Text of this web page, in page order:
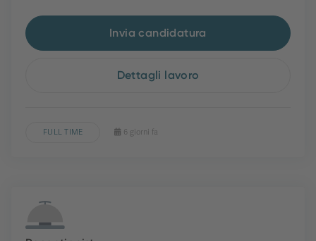
Invia candidatura
Dettagli lavoro
FULL TIME 6 giorni fa